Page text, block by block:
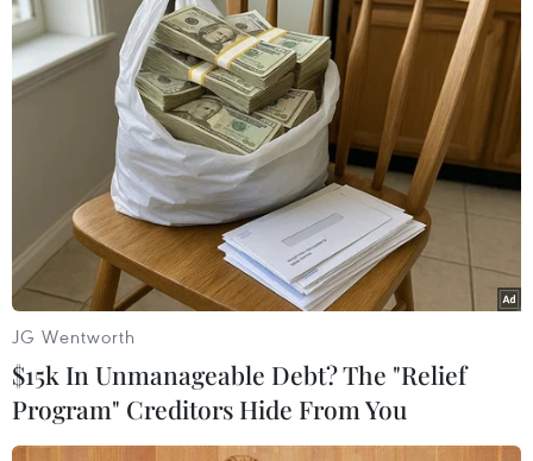
Tổ chức đấu giá quyền sử dụng "tần số
vàng" để phát triển mạng 5G
18/01/2024 02:27
Bộ Thông tin và Truyền thông đã tổ chức đấu giá quyền
sử dụng tần số vô tuyến điện đối với băng tần 2500-
2600 MHz và 3700-3900 MHz cho hệ thống thông tin di
động mặt đất theo tiêu chuẩn IMT.
JG Wentworth
$15k In Unmanageable Debt? The "Relief
Program" Creditors Hide From You